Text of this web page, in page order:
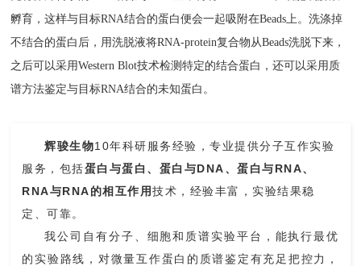
孵育，这样与目标RNA结合的蛋白便会一起吸附在Beads上。洗涤掉
不结合的蛋白后，用洗脱液将RNA-protein复合物从Beads洗脱下来，
之后可以采用Western Blot技术检测特定的结合蛋白，还可以采用质
谱方法鉴定与目标RNA结合的未知蛋白。
辉骏生物10年科研服务经验，专业提供分子互作实验
服务，包括蛋白与蛋白、蛋白与DNA、蛋白与RNA、
RNA与RNA的相互作用技术， 经验丰富，实验结果稳
定、可靠。
我公司 自有分子、细胞和质谱实验平台，能执行最优
的实验路线， 对微量互作蛋白的 质谱鉴定有充足把控力，